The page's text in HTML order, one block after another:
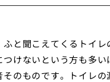
と聞こえてくるトイ
けないという方も多
のものです。トイレ